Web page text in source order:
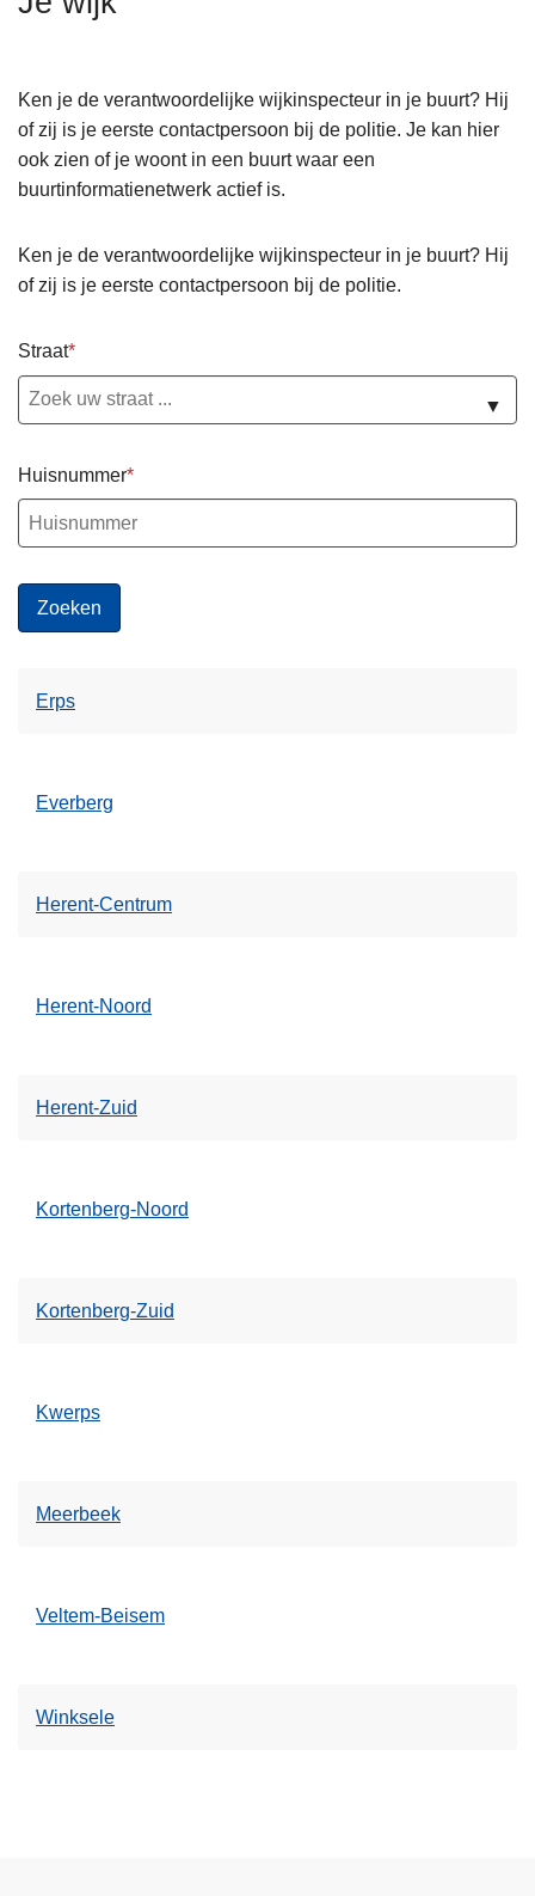
Ken je de verantwoordelijke wijkinspecteur in je buurt? Hij
of zij is je eerste contactpersoon bij de politie. Je kan hier
ook zien of je woont in een buurt waar een
buurtinformatienetwerk actief is.
Ken je de verantwoordelijke wijkinspecteur in je buurt? Hij
of zij is je eerste contactpersoon bij de politie.
Straat
▼
Huisnummer
Erps
Everberg
Herent-Centrum
Herent-Noord
Herent-Zuid
Kortenberg-Noord
Kortenberg-Zuid
Kwerps
Meerbeek
Veltem-Beisem
Winksele